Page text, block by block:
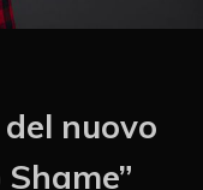
nuovo